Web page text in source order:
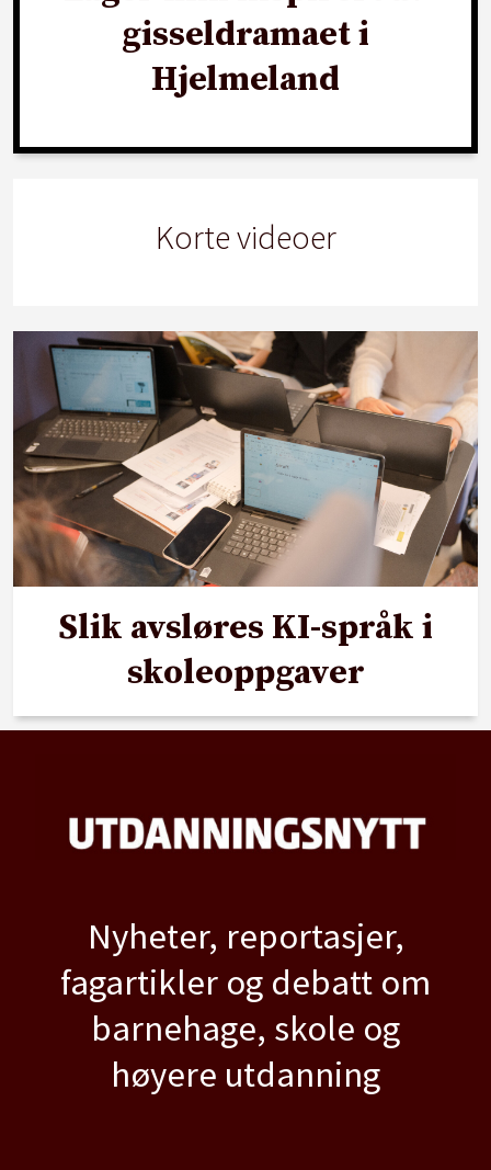
gisseldramaet i
Hjelmeland
Korte videoer
Slik avsløres KI-språk i
skoleoppgaver
Nyheter, reportasjer,
fagartikler og debatt om
barnehage, skole og
høyere utdanning